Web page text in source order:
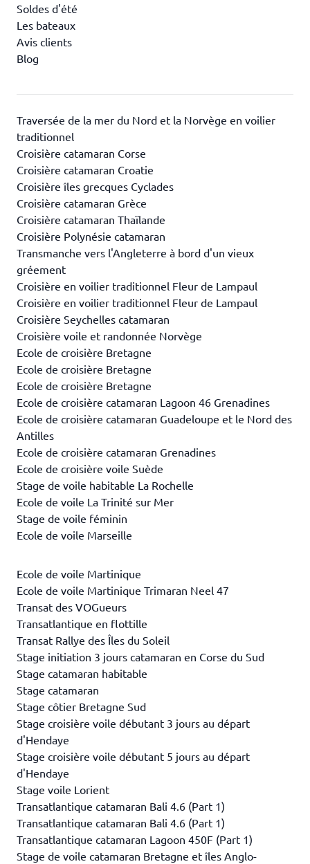
Soldes d'été
Les bateaux
Avis clients
Blog
Traversée de la mer du Nord et la Norvège en voilier
traditionnel
Croisière catamaran Corse
Croisière catamaran Croatie
Croisière îles grecques Cyclades
Croisière catamaran Grèce
Croisière catamaran Thaïlande
Croisière Polynésie catamaran
Transmanche vers l'Angleterre à bord d'un vieux
gréement
Croisière en voilier traditionnel Fleur de Lampaul
Croisière en voilier traditionnel Fleur de Lampaul
Croisière Seychelles catamaran
Croisière voile et randonnée Norvège
Ecole de croisière Bretagne
Ecole de croisière Bretagne
Ecole de croisière Bretagne
Ecole de croisière catamaran Lagoon 46 Grenadines
Ecole de croisière catamaran Guadeloupe et le Nord des
Antilles
Ecole de croisière catamaran Grenadines
Ecole de croisière voile Suède
Stage de voile habitable La Rochelle
Ecole de voile La Trinité sur Mer
Stage de voile féminin
Ecole de voile Marseille
Ecole de voile Martinique
Ecole de voile Martinique Trimaran Neel 47
Transat des VOGueurs
Transatlantique en flottille
Transat Rallye des Îles du Soleil
Stage initiation 3 jours catamaran en Corse du Sud
Stage catamaran habitable
Stage catamaran
Stage côtier Bretagne Sud
Stage croisière voile débutant 3 jours au départ
d'Hendaye
Stage croisière voile débutant 5 jours au départ
d'Hendaye
Stage voile Lorient
Transatlantique catamaran Bali 4.6 (Part 1)
Transatlantique catamaran Bali 4.6 (Part 1)
Transatlantique catamaran Lagoon 450F (Part 1)
Stage de voile catamaran Bretagne et îles Anglo-